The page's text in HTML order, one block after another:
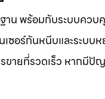
ฐาน พร้อมกับระบบคว
อร์กันหนีบและระบบ
ขายที่รวดเร็ว หากมีปั